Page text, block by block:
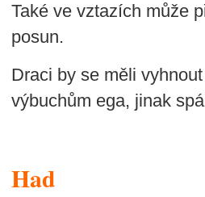
Také ve vztazích může
posun.
Draci by se měli vyhnout
výbuchům ega, jinak
Had